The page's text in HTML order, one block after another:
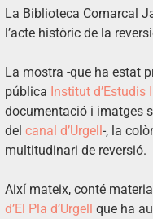
La Biblioteca Comarcal
l’acte històric de la
La mostra -que ha estat
pública Institut d’Estudis
documentació i imatges
del canal d’Urgell-, la
multitudinari de reversió.
Així mateix, conté
d’El Pla d’Urgell que ha